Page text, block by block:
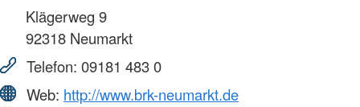
Klägerweg 9
92318 Neumarkt
Telefon: 09181 483 0
Web: http://www.brk-neumarkt.de